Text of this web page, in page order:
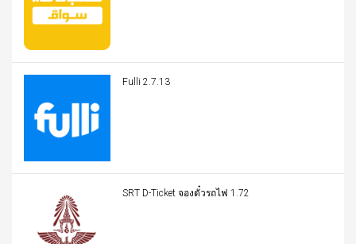
Fulli 2.7.13
SRT D-Ticket จองตั๋วรถไฟ 1.72